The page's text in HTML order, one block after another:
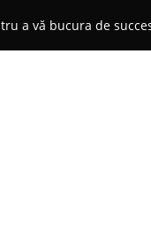
a vă bucura de